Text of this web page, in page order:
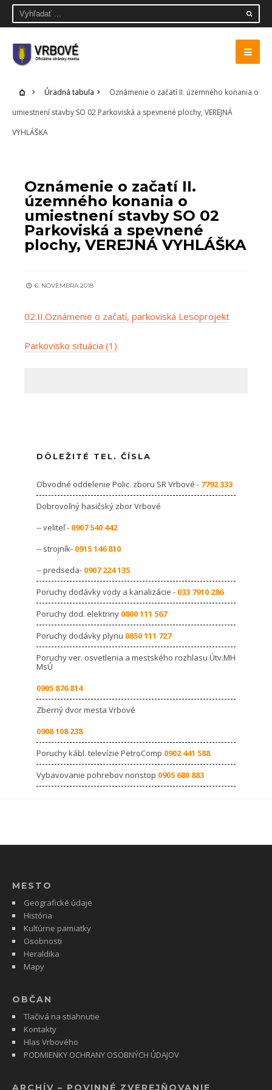
Úradná tabuľa
Oznámenie o začatí II. územného konania o
umiestnení stavby SO 02 Parkoviská a spevnené plochy, VEREJNÁ
VYHLÁŠKA
Oznámenie o začatí II.
územného konania o
umiestnení stavby SO 02
Parkoviská a spevnené
plochy, VEREJNÁ VYHLÁŠKA
6. NOVEMBRA 2018
02.II.Oznámenie o začatí, parkoviská Lesoprojekt
Parkovisko situácia (1)
DÔLEŽITÉ TEL. ČÍSLA
Obvodné oddelenie Polic. zboru SR Vrbové - 7792 333
Dobrovoľný hasičský zbor Vrbové
-- veliteľ - 0907 540 442
-- strojník- 0915 146 810
-- predseda- 0907 224 135
Poruchy dodávky vody a kanalizácie - 033 7910 286
Poruchy dod. elektriny 0800 111 567
Poruchy dodávky plynu 0850 111 727
Poruchy ver. osvetlenia a mestského rozhlasu Útv.MH
MsÚ
0905 876 814
Zberný dvor mesta Vrbové
0908 108 238
Poruchy kábl. televízie PetroComp 0902 441 588
Vybavovanie pohrebov nonstop 0905 680 883
MESTO
Geografické údaje
História
Kultúrne pamiatky
Osobnosti
Heraldika
Mapy
OBČAN
Tlačivá na stiahnutie
Kontakty
Hlas Vrbového
PODMIENKY OCHRANY OSOBNÝCH ÚDAJOV
ARCHÍV – POVINNÉ ZVEREJŇOVANIE